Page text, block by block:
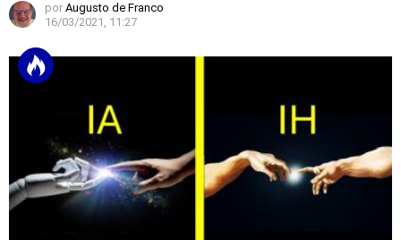
por Augusto de Franco
16/03/2021, 11:27